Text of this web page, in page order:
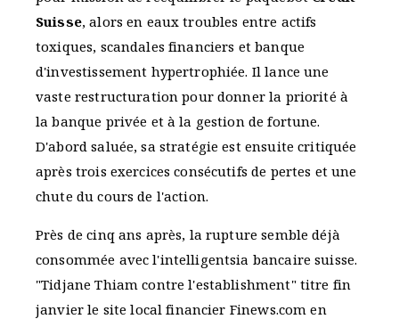
Suisse, alors en eaux troubles entre actifs
toxiques, scandales financiers et banque
d'investissement hypertrophiée. Il lance une
vaste restructuration pour donner la priorité à
la banque privée et à la gestion de fortune.
D'abord saluée, sa stratégie est ensuite critiquée
après trois exercices consécutifs de pertes et une
chute du cours de l'action.
Près de cinq ans après, la rupture semble déjà
consommée avec l'intelligentsia bancaire suisse.
"Tidjane Thiam contre l'establishment" titre fin
janvier le site local financier Finews.com en